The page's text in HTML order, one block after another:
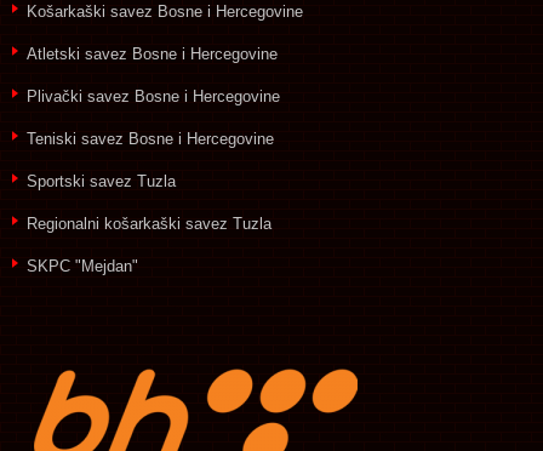
Košarkaški savez Bosne i Hercegovine
Atletski savez Bosne i Hercegovine
Plivački savez Bosne i Hercegovine
Teniski savez Bosne i Hercegovine
Sportski savez Tuzla
Regionalni košarkaški savez Tuzla
SKPC "Mejdan"